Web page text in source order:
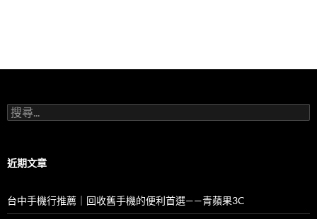
搜
尋
字:
近期文章
台中手機行推薦｜回收舊手機的便利首選——青蘋果3C